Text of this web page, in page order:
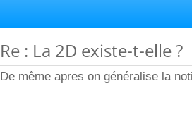
Re : La 2D existe-t-elle ?
De même apres on généralise la